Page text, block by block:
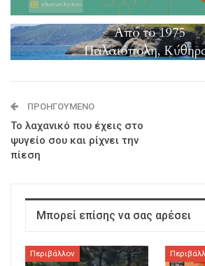
ΠΡΟΗΓΟΎΜΕΝΟ
To λαχανικό που έχεις στο
ψυγείο σου και ρίχνει την
πίεση
Μπορεί επίσης να σας αρέσει
Περιβάλλον